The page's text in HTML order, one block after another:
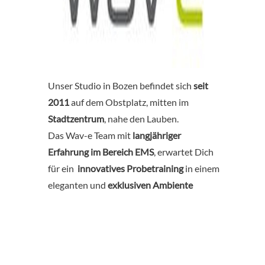
Unser Studio in Bozen befindet sich seit
2011auf dem Obstplatz, mitten im
Stadtzentrum, nahe den Lauben.
Das Wav-e Team mit langjähriger
Erfahrung im Bereich EMS, erwartet Dich
für ein innovatives Probetrainingin einem
eleganten und exklusiven Ambiente